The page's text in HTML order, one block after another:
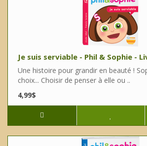
Je suis serviable - Phil & Sophie -
Une histoire pour grandir en beauté !
choix... Choisir de penser à elle ou ..
4,99$